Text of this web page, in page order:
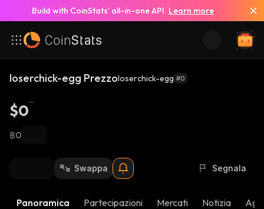
Build with CoinStats’ all-in-one API. Learn more
loserchick-egg Prezzoloserchick-egg #0
$0
฿0
Swappa Segnala
Panoramica Partecipazioni Mercati Notizia